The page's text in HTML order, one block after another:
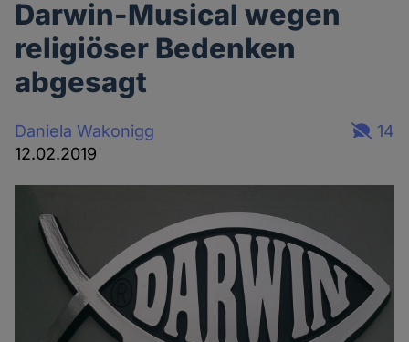
Darwin-Musical wegen
religiöser Bedenken
abgesagt
Daniela Wakonigg
12.02.2019
14